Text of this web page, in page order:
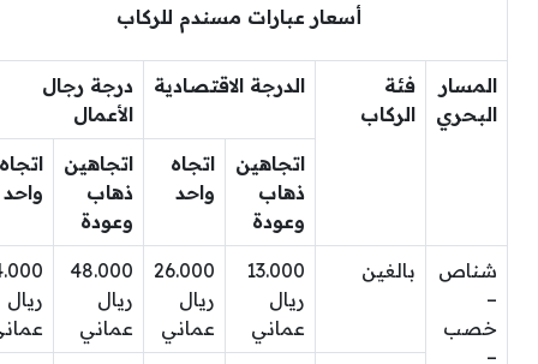
أسعار عبارات مسندم للركاب
المسار
البحري
فئة
الركاب
الدرجة الاقتصادية
درجة رجال
الأعمال
اتجاهين
ذهاب
وعودة
اتجاه
واحد
اتجاهين
ذهاب
وعودة
اتجاه
واحد
شناص
–
خصب
–
بالغين
13.000
ريال
عماني
26.000
ريال
عماني
48.000
ريال
عماني
ريال